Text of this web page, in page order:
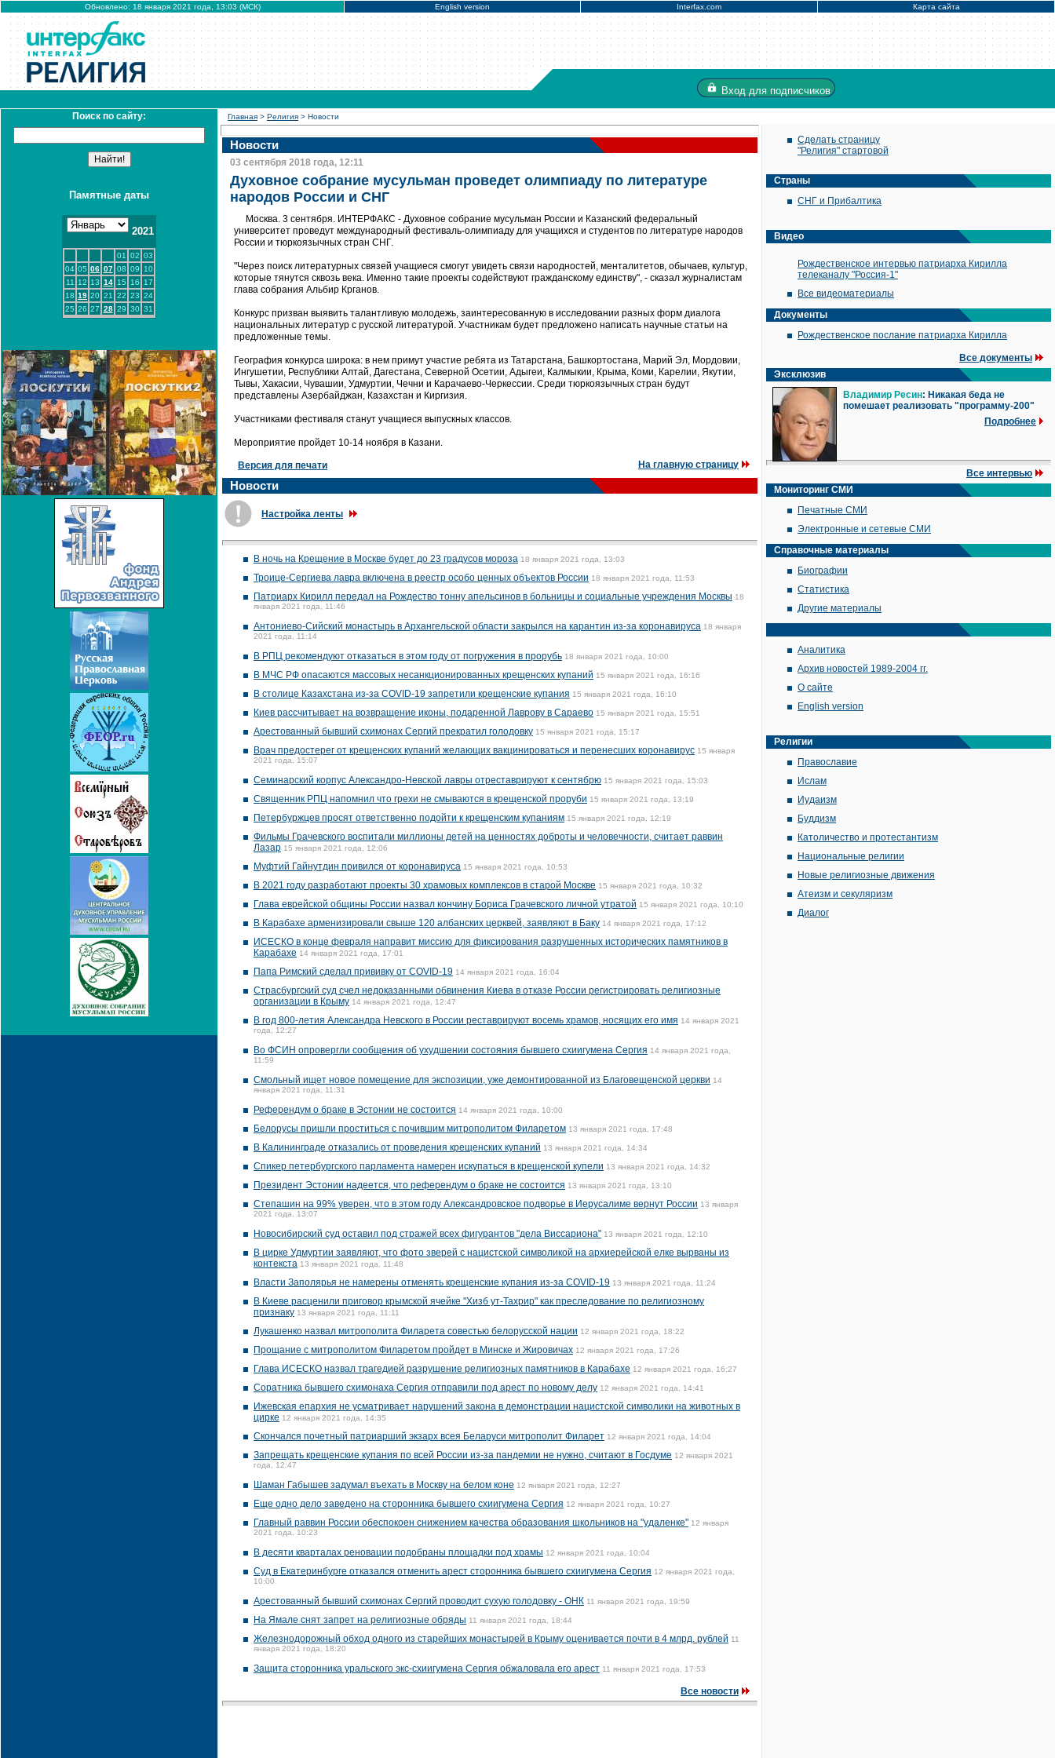
Обновлено: 18 января 2021 года, 13:03 (МСК) English version Interfax.com Карта сайта
Вход для подписчиков
Поиск по сайту:
Памятные даты
2021
01 02 03
04 05 06 07 08 09
10
11
12 13 14 15 16
17
18 19 20 21 22 23 24
25 26 27 28 29 30 31
Главная > Религия > Новости
Новости
03 сентября 2018 года, 12:11
Духовное собрание мусульман проведет олимпиаду по литературе
народов России и СНГ
Москва. 3 сентября. ИНТЕРФАКС - Духовное собрание мусульман России и Казанский федеральный
университет проведут международный фестиваль-олимпиаду для учащихся и студентов по литературе народов
России и тюркоязычных стран СНГ.
"Через поиск литературных связей учащиеся смогут увидеть связи народностей, менталитетов, обычаев, культур,
которые тянутся сквозь века. Именно такие проекты содействуют гражданскому единству", - сказал журналистам
глава собрания Альбир Крганов.
Конкурс призван выявить талантливую молодежь, заинтересованную в исследовании разных форм диалога
национальных литератур с русской литературой. Участникам будет предложено написать научные статьи на
предложенные темы.
География конкурса широка: в нем примут участие ребята из Татарстана, Башкортостана, Марий Эл, Мордовии,
Ингушетии, Республики Алтай, Дагестана, Северной Осетии, Адыгеи, Калмыкии, Крыма, Коми, Карелии, Якутии,
Тывы, Хакасии, Чувашии, Удмуртии, Чечни и Карачаево-Черкессии. Среди тюркоязычных стран будут
представлены Азербайджан, Казахстан и Киргизия.
Участниками фестиваля станут учащиеся выпускных классов.
Мероприятие пройдет 10-14 ноября в Казани.
Версия для печати На главную страницу
Новости
Настройка ленты
В ночь на Крещение в Москве будет до 23 градусов мороза 18 января 2021 года, 13:03
Троице-Сергиева лавра включена в реестр особо ценных объектов России 18 января 2021 года, 11:53
Патриарх Кирилл передал на Рождество тонну апельсинов в больницы и социальные учреждения Москвы 18
января 2021 года, 11:46
Антониево-Сийский монастырь в Архангельской области закрылся на карантин из-за коронавируса 18 января
2021 года, 11:14
В РПЦ рекомендуют отказаться в этом году от погружения в прорубь 18 января 2021 года, 10:00
В МЧС РФ опасаются массовых несанкционированных крещенских купаний 15 января 2021 года, 16:16
В столице Казахстана из-за COVID-19 запретили крещенские купания 15 января 2021 года, 16:10
Киев рассчитывает на возвращение иконы, подаренной Лаврову в Сараево 15 января 2021 года, 15:51
Арестованный бывший схимонах Сергий прекратил голодовку 15 января 2021 года, 15:17
Врач предостерег от крещенских купаний желающих вакцинироваться и перенесших коронавирус 15 января
2021 года, 15:07
Семинарский корпус Александро-Невской лавры отреставрируют к сентябрю 15 января 2021 года, 15:03
Священник РПЦ напомнил что грехи не смываются в крещенской проруби 15 января 2021 года, 13:19
Петербуржцев просят ответственно подойти к крещенским купаниям 15 января 2021 года, 12:19
Фильмы Грачевского воспитали миллионы детей на ценностях доброты и человечности, считает раввин
Лазар 15 января 2021 года, 12:06
Муфтий Гайнутдин привился от коронавируса 15 января 2021 года, 10:53
В 2021 году разработают проекты 30 храмовых комплексов в старой Москве 15 января 2021 года, 10:32
Глава еврейской общины России назвал кончину Бориса Грачевского личной утратой 15 января 2021 года, 10:10
В Карабахе арменизировали свыше 120 албанских церквей, заявляют в Баку 14 января 2021 года, 17:12
ИСЕСКО в конце февраля направит миссию для фиксирования разрушенных исторических памятников в
Карабахе 14 января 2021 года, 17:01
Папа Римский сделал прививку от COVID-19 14 января 2021 года, 16:04
Страсбургский суд счел недоказанными обвинения Киева в отказе России регистрировать религиозные
организации в Крыму 14 января 2021 года, 12:47
В год 800-летия Александра Невского в России реставрируют восемь храмов, носящих его имя 14 января 2021
года, 12:27
Во ФСИН опровергли сообщения об ухудшении состояния бывшего схиигумена Сергия 14 января 2021 года,
11:59
Смольный ищет новое помещение для экспозиции, уже демонтированной из Благовещенской церкви 14
января 2021 года, 11:31
Референдум о браке в Эстонии не состоится 14 января 2021 года, 10:00
Белорусы пришли проститься с почившим митрополитом Филаретом 13 января 2021 года, 17:48
В Калининграде отказались от проведения крещенских купаний 13 января 2021 года, 14:34
Спикер петербургского парламента намерен искупаться в крещенской купели 13 января 2021 года, 14:32
Президент Эстонии надеется, что референдум о браке не состоится 13 января 2021 года, 13:10
Степашин на 99% уверен, что в этом году Александровское подворье в Иерусалиме вернут России 13 января
2021 года, 13:07
Новосибирский суд оставил под стражей всех фигурантов "дела Виссариона" 13 января 2021 года, 12:10
В цирке Удмуртии заявляют, что фото зверей с нацистской символикой на архиерейской елке вырваны из
контекста 13 января 2021 года, 11:48
Власти Заполярья не намерены отменять крещенские купания из-за COVID-19 13 января 2021 года, 11:24
В Киеве расценили приговор крымской ячейке "Хизб ут-Тахрир" как преследование по религиозному
признаку 13 января 2021 года, 11:11
Лукашенко назвал митрополита Филарета совестью белорусской нации 12 января 2021 года, 18:22
Прощание с митрополитом Филаретом пройдет в Минске и Жировичах 12 января 2021 года, 17:26
Глава ИСЕСКО назвал трагедией разрушение религиозных памятников в Карабахе 12 января 2021 года, 16:27
Соратника бывшего схимонаха Сергия отправили под арест по новому делу 12 января 2021 года, 14:41
Ижевская епархия не усматривает нарушений закона в демонстрации нацистской символики на животных в
цирке 12 января 2021 года, 14:35
Скончался почетный патриарший экзарх всея Беларуси митрополит Филарет 12 января 2021 года, 14:04
Запрещать крещенские купания по всей России из-за пандемии не нужно, считают в Госдуме 12 января 2021
года, 12:47
Шаман Габышев задумал въехать в Москву на белом коне 12 января 2021 года, 12:27
Еще одно дело заведено на сторонника бывшего схиигумена Сергия 12 января 2021 года, 10:27
Главный раввин России обеспокоен снижением качества образования школьников на "удаленке" 12 января
2021 года, 10:23
В десяти кварталах реновации подобраны площадки под храмы 12 января 2021 года, 10:04
Суд в Екатеринбурге отказался отменить арест сторонника бывшего схиигумена Сергия 12 января 2021 года,
10:00
Арестованный бывший схимонах Сергий проводит сухую голодовку - ОНК 11 января 2021 года, 19:59
На Ямале снят запрет на религиозные обряды 11 января 2021 года, 18:44
Железнодорожный обход одного из старейших монастырей в Крыму оценивается почти в 4 млрд. рублей 11
января 2021 года, 18:20
Защита сторонника уральского экс-схиигумена Сергия обжаловала его арест 11 января 2021 года, 17:53
Все новости
Сделать страницу
"Религия" стартовой
Страны
СНГ и Прибалтика
Видео
Рождественское интервью патриарха Кирилла
телеканалу "Россия-1"
Все видеоматериалы
Документы
Рождественское послание патриарха Кирилла
Все документы
Эксклюзив
Владимир Ресин: Никакая беда не
помешает реализовать "программу-200"
Подробнее
Все интервью
Мониторинг СМИ
Печатные СМИ
Электронные и сетевые СМИ
Справочные материалы
Биографии
Статистика
Другие материалы
Аналитика
Архив новостей 1989-2004 гг.
О сайте
English version
Религии
Православие
Ислам
Иудаизм
Буддизм
Католичество и протестантизм
Национальные религии
Новые религиозные движения
Атеизм и секуляризм
Диалог